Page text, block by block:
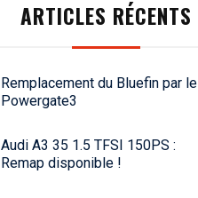
ARTICLES RÉCENTS
Remplacement du Bluefin par le
Powergate3
Audi A3 35 1.5 TFSI 150PS :
Remap disponible !